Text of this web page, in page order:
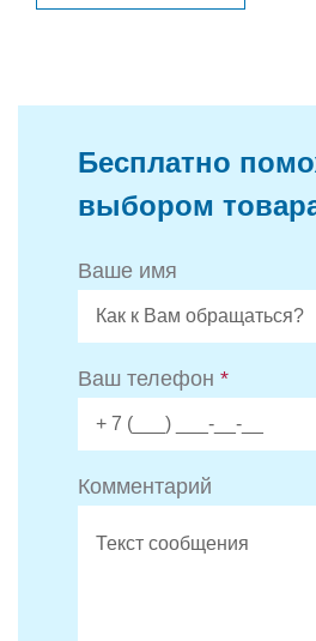
Бесплатно
выбором
Ваше имя
Ваш телефон *
Комментарий